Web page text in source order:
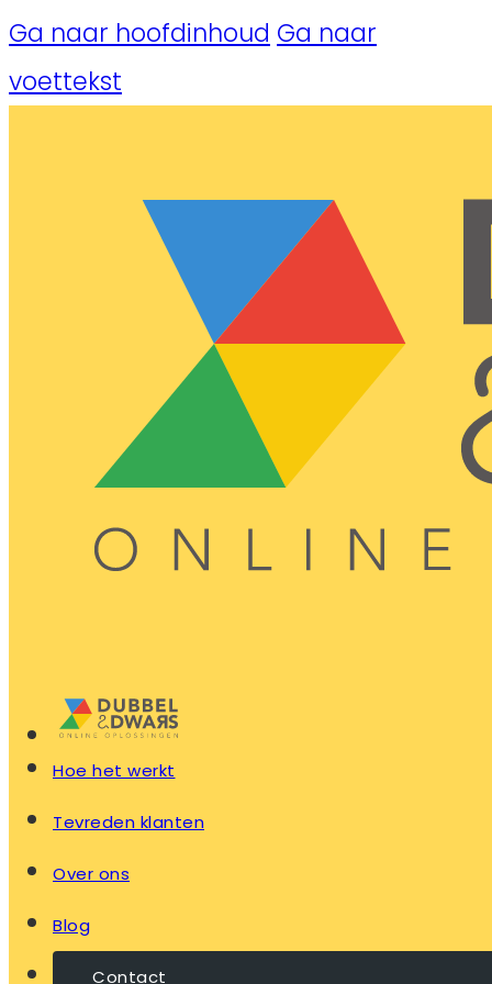
Ga naar hoofdinhoud Ga naar
voettekst
Hoe het werkt
Tevreden klanten
Over ons
Blog
Contact